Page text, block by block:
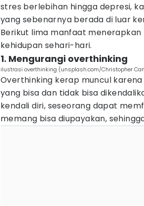
stres berlebihan hingga depresi,
yang sebenarnya berada di luar
Berikut lima manfaat menerapkan
kehidupan sehari-hari.
1. Mengurangi overthinking
ilustrasi overthinking (unsplash.com/Christopher
Overthinking kerap muncul
yang bisa dan tidak bisa
kendali diri, seseorang dapat
memang bisa diupayakan,